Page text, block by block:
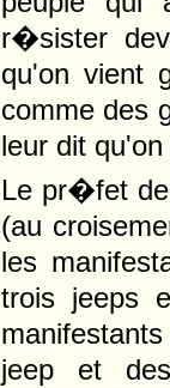
r�sister
qu'on vient
comme des
leur dit
Le pr�fet
(au
les
trois jeeps
jeep et